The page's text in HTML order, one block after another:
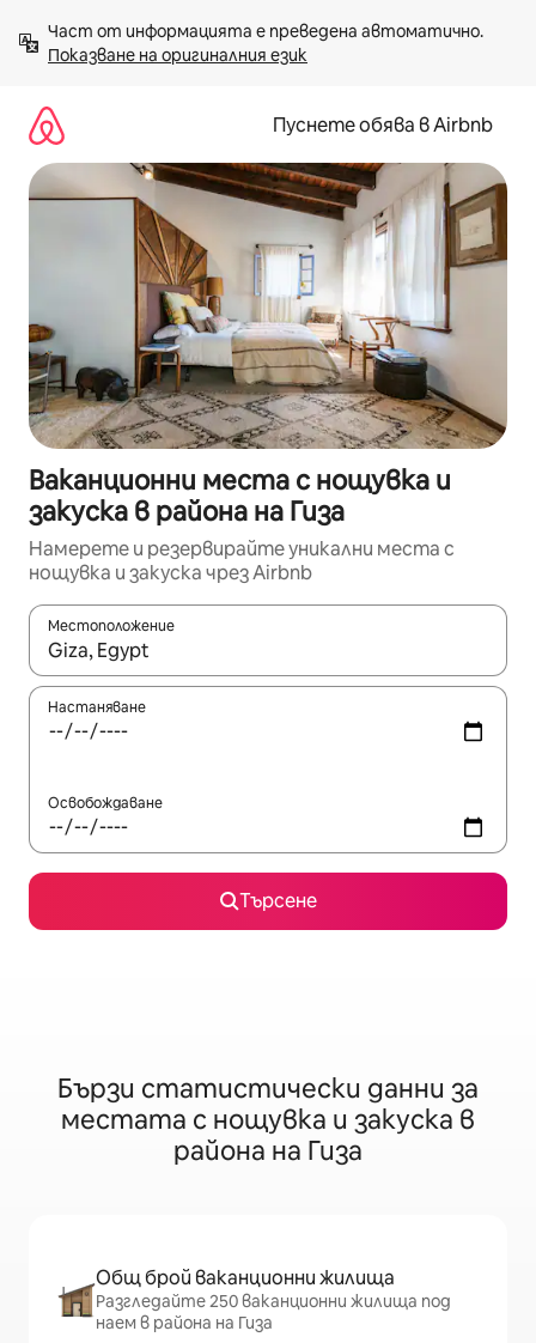
към
съдържанието
Показване на оригиналния език
Пуснете обява в Airbnb
Ваканционни места с нощувка и
закуска в района на Гиза
Намерете и резервирайте уникални места с
нощувка и закуска чрез Airbnb
Местоположение
Когато резултатите се покажат, използвайте
Настаняване
Освобождаване
Търсене
Бързи статистически данни за
местата с нощувка и закуска в
района на Гиза
Общ брой ваканционни жилища
Разгледайте 250 ваканционни жилища под
наем в района на Гиза